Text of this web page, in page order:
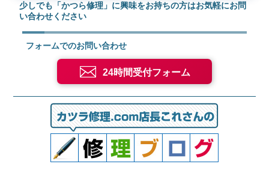
少しでも「かつら修理」に興味をお持ちの方はお気軽にお問
い合わせください
フォームでのお問い合わせ
24時間受付フォーム